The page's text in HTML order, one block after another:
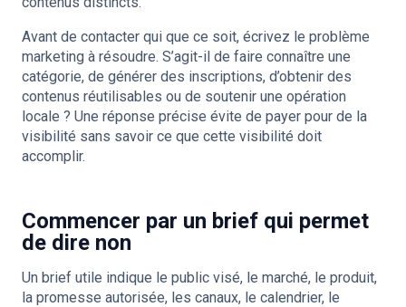
Avant de contacter qui que ce soit, écrivez le problème
marketing à résoudre. S’agit-il de faire connaître une
catégorie, de générer des inscriptions, d’obtenir des
contenus réutilisables ou de soutenir une opération
locale ? Une réponse précise évite de payer pour de la
visibilité sans savoir ce que cette visibilité doit
accomplir.
Commencer par un brief qui permet
de dire non
Un brief utile indique le public visé, le marché, le produit,
la promesse autorisée, les canaux, le calendrier, le